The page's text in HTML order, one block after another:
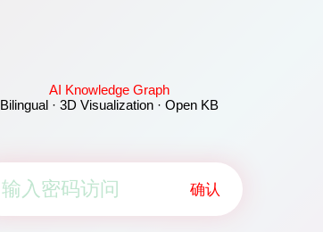
AI Knowledge Graph
Bilingual · 3D Visualization · Open KB
确认